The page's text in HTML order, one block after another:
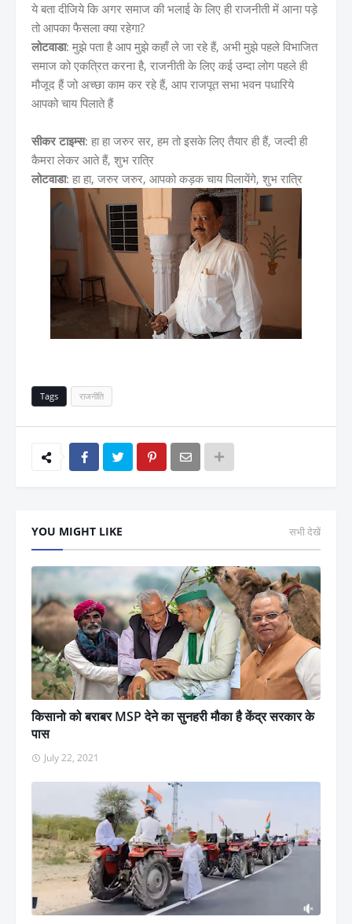
ये बता दीजिये कि अगर समाज की भलाई के लिए ही राजनीती में आना पड़े
तो आपका फैसला क्या रहेगा?
लोटवाडा: मुझे पता है आप मुझे कहाँ ले जा रहे हैं, अभी मुझे पहले विभाजित
समाज को एकत्रित करना है, राजनीती के लिए कई उम्दा लोग पहले ही
मौजूद हैं जो अच्छा काम कर रहे हैं, आप राजपूत सभा भवन पधारिये
आपको चाय पिलाते हैं
सीकर टाइम्स: हा हा जरुर सर, हम तो इसके लिए तैयार ही हैं, जल्दी ही
कैमरा लेकर आते हैं, शुभ रात्रि
लोटवाडा: हा हा, जरुर जरुर, आपको कड़क चाय पिलायेंगे, शुभ रात्रि
Tags राजनीति
YOU MIGHT LIKE सभी देखें
किसानो को बराबर MSP देने का सुनहरी मौका है केंद्र सरकार के
पास
July 22, 2021